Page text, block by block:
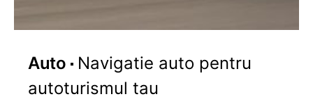
Auto
Navigatie auto pentru
autoturismul tau